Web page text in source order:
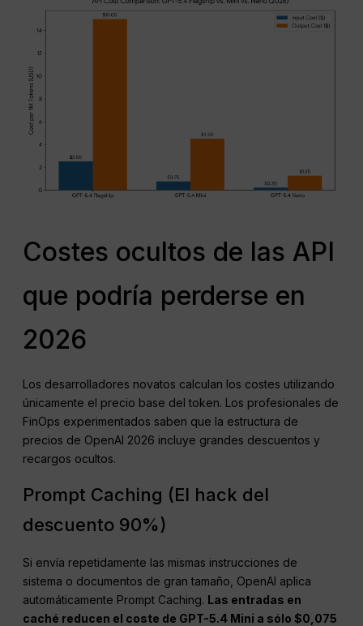
Costes ocultos de las API
que podría perderse en
2026
Los desarrolladores novatos calculan los costes utilizando
únicamente el precio base del token. Los profesionales de
FinOps experimentados saben que la estructura de
precios de OpenAI 2026 incluye grandes descuentos y
recargos ocultos.
Prompt Caching (El hack del
descuento 90%)
Si envía repetidamente las mismas instrucciones de
sistema o documentos de gran tamaño, OpenAI aplica
automáticamente Prompt Caching. Las entradas en
caché reducen el coste de GPT-5.4 Mini a sólo $0,075